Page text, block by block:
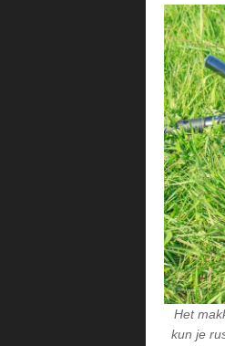
Het
kun je